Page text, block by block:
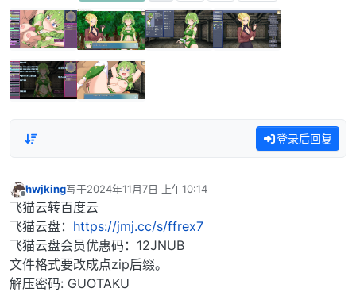
登录后回复
离线
hwjking写于2024年11月7日 上午10:14
最后由 编辑
飞猫云转百度云
飞猫云盘： https://jmj.cc/s/ffrex7
飞猫云盘会员优惠码：12JNUB
文件格式要改成点zip后缀。
解压密码: GUOTAKU